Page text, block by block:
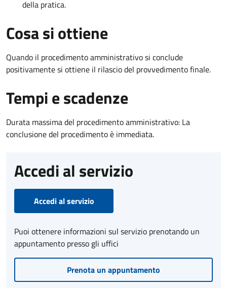
della pratica.
Cosa si ottiene
Quando il procedimento amministrativo si conclude
positivamente si ottiene il rilascio del provvedimento finale.
Tempi e scadenze
Durata massima del procedimento amministrativo: La
conclusione del procedimento è immediata.
Accedi al servizio
Accedi al servizio
Puoi ottenere informazioni sul servizio prenotando un
appuntamento presso gli uffici
Prenota un appuntamento